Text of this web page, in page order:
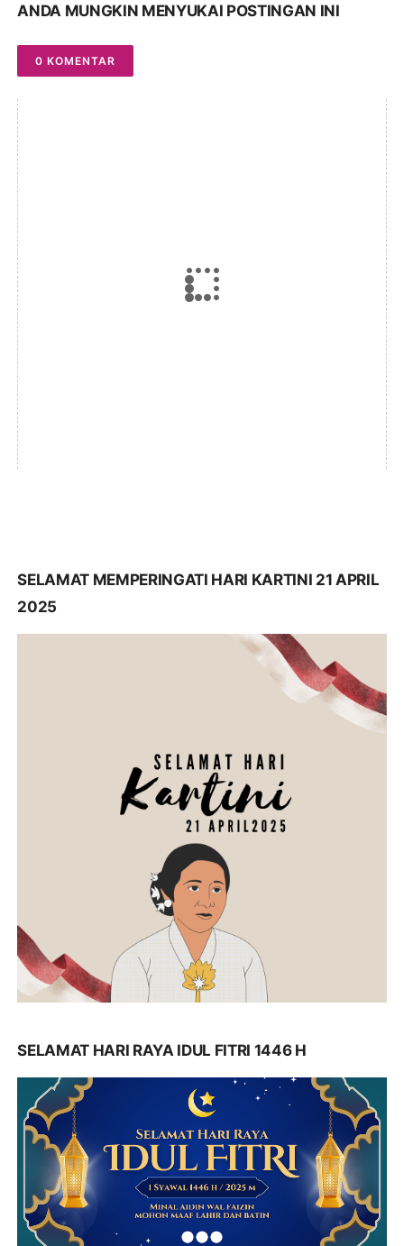
ANDA MUNGKIN MENYUKAI POSTINGAN INI
0 KOMENTAR
SELAMAT MEMPERINGATI HARI KARTINI 21 APRIL
2025
SELAMAT HARI RAYA IDUL FITRI 1446 H